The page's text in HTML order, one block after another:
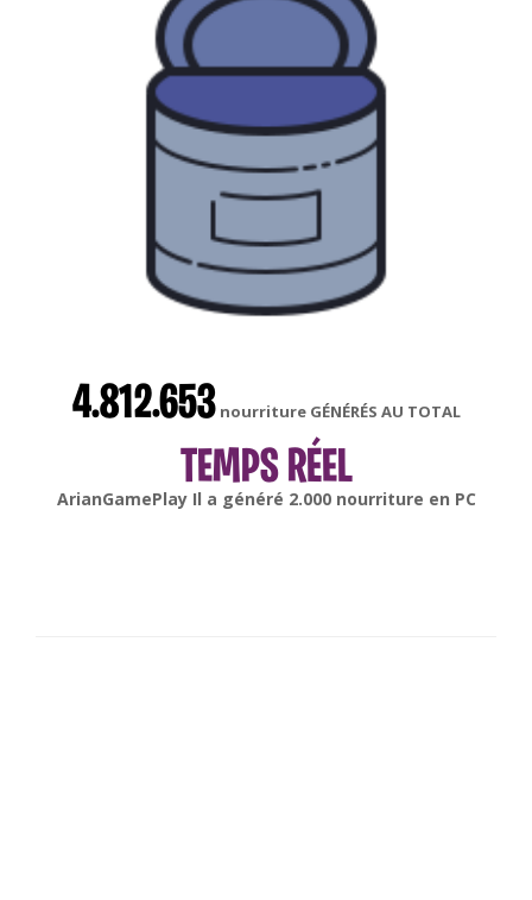
4.812.653 nourriture GÉNÉRÉS AU TOTAL
TEMPS RÉEL
gonsabellaIl a généré6.000nourriture enAndroid